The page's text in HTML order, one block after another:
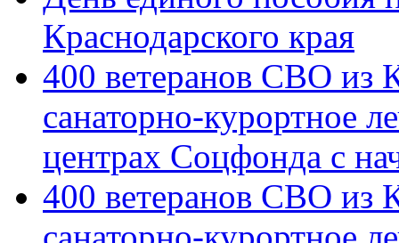
Краснодарского края
400 ветеранов СВО из
санаторно-курортное
центрах Соцфонда с
400 ветеранов СВО из